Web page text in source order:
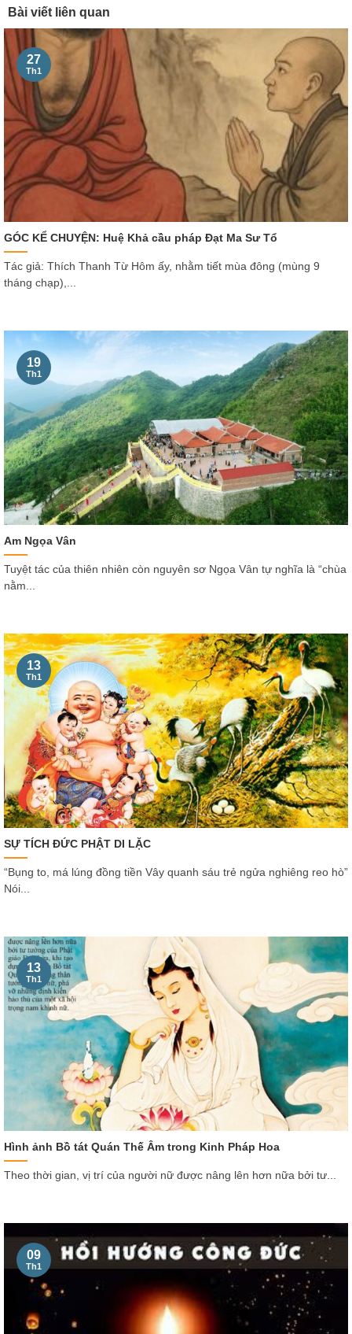
Bài viết liên quan
GÓC KỂ CHUYỆN: Huệ Khả cầu pháp Đạt Ma Sư Tổ
Tác giả: Thích Thanh Từ Hôm ấy, nhằm tiết mùa đông (mùng 9
tháng chạp),...
27
Th1
Am Ngọa Vân
Tuyệt tác của thiên nhiên còn nguyên sơ Ngọa Vân tự nghĩa là “chùa
nằm...
19
Th1
SỰ TÍCH ĐỨC PHẬT DI LẶC
“Bụng to, má lúng đồng tiền Vây quanh sáu trẻ ngửa nghiêng reo hò”
Nói...
13
Th1
Hình ảnh Bồ tát Quán Thế Âm trong Kinh Pháp Hoa
Theo thời gian, vị trí của người nữ được nâng lên hơn nữa bởi tư...
13
Th1
09
Th1